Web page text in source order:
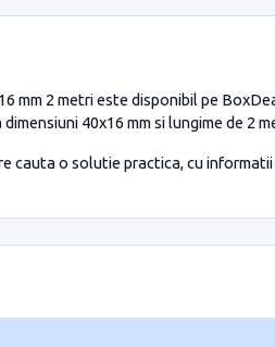
mm 2 metri este disponibil pe
40x16 mm si lungime de
cauta o solutie practica, cu